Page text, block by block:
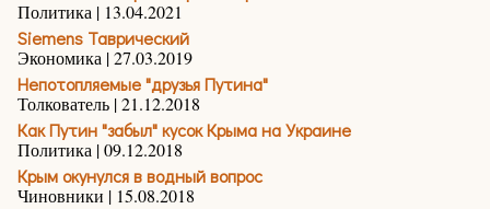
Политика | 13.04.2021
Siemens Таврический
Экономика | 27.03.2019
Непотопляемые "друзья Путина"
Толкователь | 21.12.2018
Как Путин "забыл" кусок Крыма на Украине
Политика | 09.12.2018
Крым окунулся в водный вопрос
Чиновники | 15.08.2018